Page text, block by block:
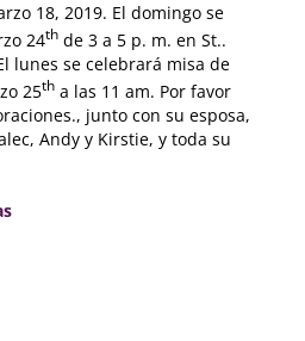
18, 2019. El domingo se
24th de 3 a 5 p. m. en St..
lunes se celebrará misa de
25th a las 11 am. Por favor
junto con su esposa,
Andy y Kirstie, y toda su